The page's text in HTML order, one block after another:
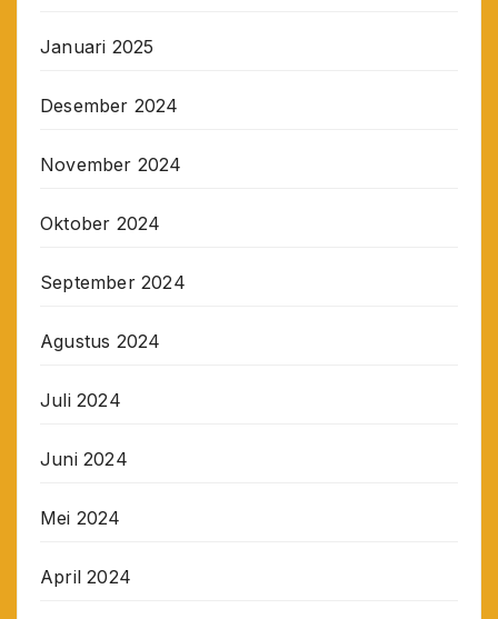
Januari 2025
Desember 2024
November 2024
Oktober 2024
September 2024
Agustus 2024
Juli 2024
Juni 2024
Mei 2024
April 2024